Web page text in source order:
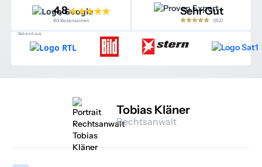
4,8
80 Rezensionen
Sehr Gut
(152)
Bekannt aus:
Tobias Kläner
Rechtsanwalt